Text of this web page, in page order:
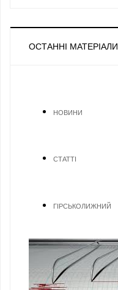
ОСТАННІ МАТЕРІАЛИ
НОВИНИ
СТАТТІ
ГІРСЬКОЛИЖНИЙ